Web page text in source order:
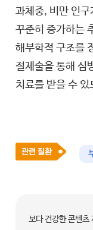
과체중, 비만 인
꾸준히 증가하는
해부학적 구조를
절제술을 통해 심
치료를 받을 수
보다 건강한 콘텐츠